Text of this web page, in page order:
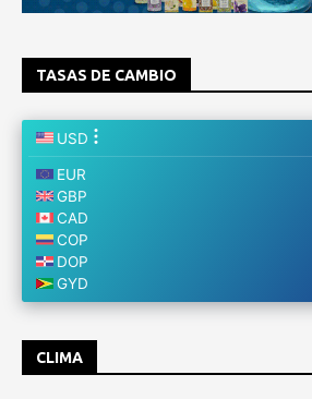
TASAS DE CAMBIO
CLIMA